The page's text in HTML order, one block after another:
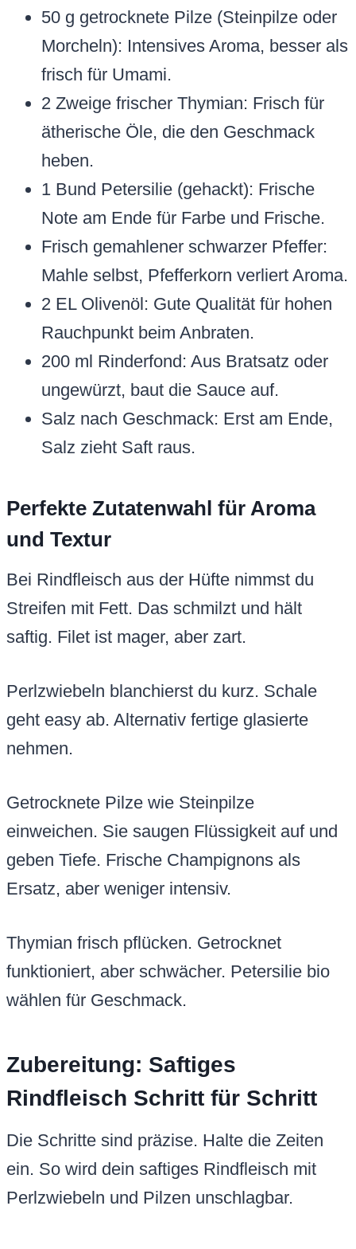
50 g getrocknete Pilze (Steinpilze oder
Morcheln): Intensives Aroma, besser als
frisch für Umami.
2 Zweige frischer Thymian: Frisch für
ätherische Öle, die den Geschmack
heben.
1 Bund Petersilie (gehackt): Frische
Note am Ende für Farbe und Frische.
Frisch gemahlener schwarzer Pfeffer:
Mahle selbst, Pfefferkorn verliert Aroma.
2 EL Olivenöl: Gute Qualität für hohen
Rauchpunkt beim Anbraten.
200 ml Rinderfond: Aus Bratsatz oder
ungewürzt, baut die Sauce auf.
Salz nach Geschmack: Erst am Ende,
Salz zieht Saft raus.
Perfekte Zutatenwahl für Aroma
und Textur
Bei Rindfleisch aus der Hüfte nimmst du
Streifen mit Fett. Das schmilzt und hält
saftig. Filet ist mager, aber zart.
Perlzwiebeln blanchierst du kurz. Schale
geht easy ab. Alternativ fertige glasierte
nehmen.
Getrocknete Pilze wie Steinpilze
einweichen. Sie saugen Flüssigkeit auf und
geben Tiefe. Frische Champignons als
Ersatz, aber weniger intensiv.
Thymian frisch pflücken. Getrocknet
funktioniert, aber schwächer. Petersilie bio
wählen für Geschmack.
Zubereitung: Saftiges
Rindfleisch Schritt für Schritt
Die Schritte sind präzise. Halte die Zeiten
ein. So wird dein saftiges Rindfleisch mit
Perlzwiebeln und Pilzen unschlagbar.